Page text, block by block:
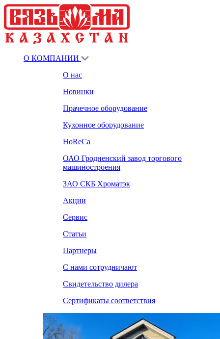
О КОМПАНИИ
О нас
Новинки
Прачечное оборудование
Кухонное оборудование
HoReCa
ОАО Гродненский завод торгового
машиностроения
ЗАО СКБ Хроматэк
Акции
Сервис
Статьи
Партнеры
С нами сотрудничают
Свидетельство дилера
Сертификаты соответствия